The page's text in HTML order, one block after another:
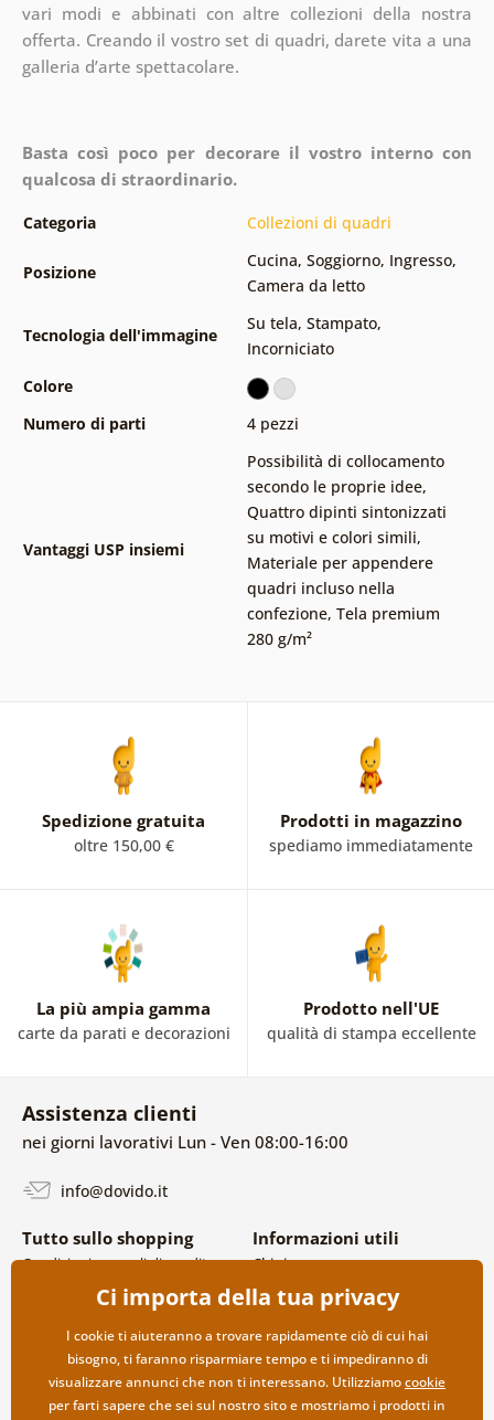
vari modi e abbinati con altre collezioni della nostra
offerta. Creando il vostro set di quadri, darete vita a una
galleria d’arte spettacolare.
Basta così poco per decorare il vostro interno con
qualcosa di straordinario.
Categoria Collezioni di quadri
Posizione
Cucina, Soggiorno, Ingresso,
Camera da letto
Tecnologia dell'immagine
Su tela, Stampato,
Incorniciato
Colore
Numero di parti
4 pezzi
Vantaggi USP insiemi
Possibilità di collocamento
secondo le proprie idee,
Quattro dipinti sintonizzati
su motivi e colori simili,
Materiale per appendere
quadri incluso nella
confezione, Tela premium
280 g/m²
Spedizione gratuita
oltre 150,00 €
Prodotti in magazzino
spediamo immediatamente
La più ampia gamma
carte da parati e decorazioni
Prodotto nell'UE
qualità di stampa eccellente
Assistenza clienti
nei giorni lavorativi Lun - Ven 08:00-16:00
info@dovido.it
Tutto sullo shopping
Condizioni generali di vendita e
Politica sulla privacy
Opzioni di spedizione e
pagamento
Reso della merce
Informazioni utili
Chi siamo
FAQ
Contatti
Collaborazione all’ingrosso
Ci importa della tua privacy
I cookie ti aiuteranno a trovare rapidamente ciò di cui hai
bisogno, ti faranno risparmiare tempo e ti impediranno di
visualizzare annunci che non ti interessano. Utilizziamocookie
per farti sapere che sei sul nostro sito e mostriamo i prodotti in